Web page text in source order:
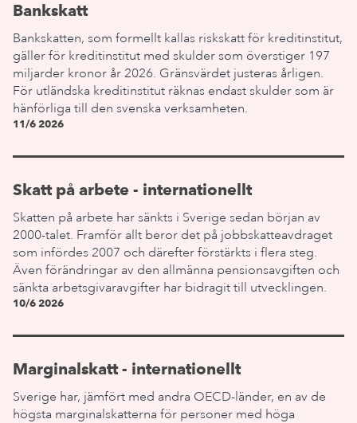
Bankskatt
Bankskatten, som formellt kallas riskskatt för kreditinstitut,
gäller för kreditinstitut med skulder som överstiger 197
miljarder kronor år 2026. Gränsvärdet justeras årligen.
För utländska kreditinstitut räknas endast skulder som är
hänförliga till den svenska verksamheten.
11/6 2026
Skatt på arbete - internationellt
Skatten på arbete har sänkts i Sverige sedan början av
2000-talet. Framför allt beror det på jobbskatteavdraget
som infördes 2007 och därefter förstärkts i flera steg.
Även förändringar av den allmänna pensionsavgiften och
sänkta arbetsgivaravgifter har bidragit till utvecklingen.
10/6 2026
Marginalskatt - internationellt
Sverige har, jämfört med andra OECD-länder, en av de
högsta marginalskatterna för personer med höga